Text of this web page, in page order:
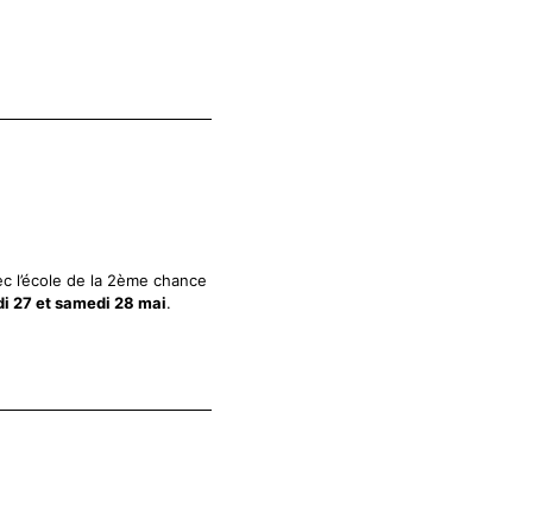
l’école de la 2ème chance
27 et samedi 28 mai.